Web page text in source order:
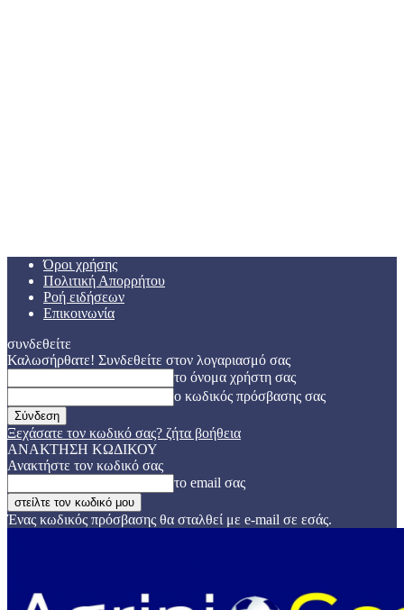
Όροι χρήσης
Πολιτική Απορρήτου
Ροή ειδήσεων
Επικοινωνία
συνδεθείτε
Καλωσήρθατε! Συνδεθείτε στον λογαριασμό σας
το όνομα χρήστη σας
ο κωδικός πρόσβασης σας
Ξεχάσατε τον κωδικό σας? ζήτα βοήθεια
ΑΝΑΚΤΗΣΗ ΚΩΔΙΚΟΥ
Ανακτήστε τον κωδικό σας
το email σας
Ένας κωδικός πρόσβασης θα σταλθεί με e-mail σε εσάς.